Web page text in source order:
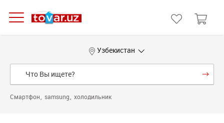
Узбекистан
Смартфон samsung холодильник